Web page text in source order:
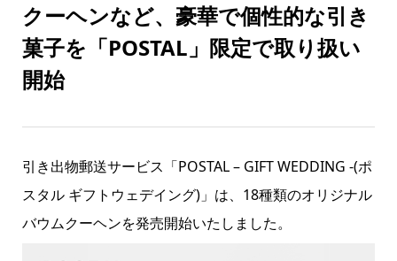
クーヘンなど、豪華で個性的な引き
菓子を「POSTAL」限定で取り扱い
開始
引き出物郵送サービス「POSTAL – GIFT WEDDING -(ポ
スタル ギフトウェデイング)」は、18種類のオリジナル
バウムクーヘンを発売開始いたしました。